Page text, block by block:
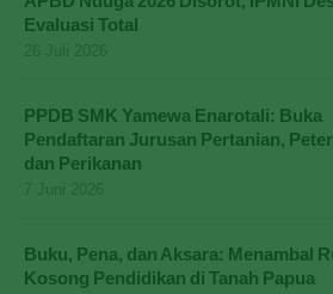
Evaluasi Total
PPDB SMK Yamewa Enarotali: Buka
Pendaftaran Jurusan Pertanian,
dan Perikanan
Buku, Pena, dan Aksara: Menambal
Kosong Pendidikan di Tanah Papua